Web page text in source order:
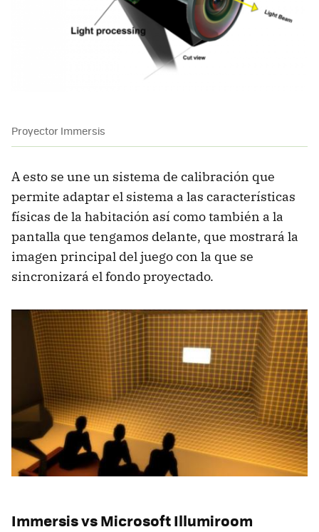
Proyector Immersis
A esto se une un sistema de calibración que
permite adaptar el sistema a las características
físicas de la habitación así como también a la
pantalla que tengamos delante, que mostrará la
imagen principal del juego con la que se
sincronizará el fondo proyectado.
Immersis vs Microsoft Illumiroom